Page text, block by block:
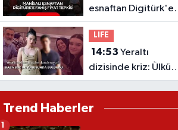
esnaftan Digitürk'e
fahiş fiyat isyanı
LIFE
14:53 Yeraltı
dizisinde kriz: Ülkü
Hilal Çiftçi'nin
Çelebi ve OnTalent
Trend Haberler
1